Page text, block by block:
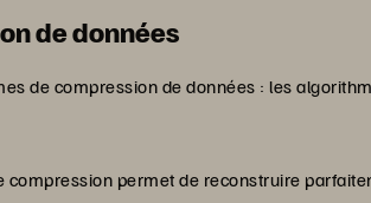
de données
de compression de données : les
compression permet de reconstruire